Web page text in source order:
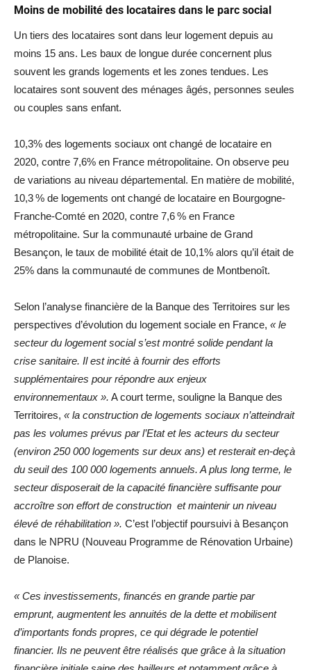
Moins de mobilité des locataires dans le parc social
Un tiers des locataires sont dans leur logement depuis au
moins 15 ans. Les baux de longue durée concernent plus
souvent les grands logements et les zones tendues. Les
locataires sont souvent des ménages âgés, personnes seules
ou couples sans enfant.
10,3% des logements sociaux ont changé de locataire en
2020, contre 7,6% en France métropolitaine. On observe peu
de variations au niveau départemental. En matière de mobilité,
10,3 % de logements ont changé de locataire en Bourgogne-
Franche-Comté en 2020, contre 7,6 % en France
métropolitaine. Sur la communauté urbaine de Grand
Besançon, le taux de mobilité était de 10,1% alors qu’il était de
25% dans la communauté de communes de Montbenoît.
Selon l’analyse financière de la Banque des Territoires sur les
perspectives d’évolution du logement sociale en France, « le
secteur du logement social s’est montré solide pendant la
crise sanitaire. Il est incité à fournir des efforts
supplémentaires pour répondre aux enjeux
environnementaux ». A court terme, souligne la Banque des
Territoires, « la construction de logements sociaux n’atteindrait
pas les volumes prévus par l’Etat et les acteurs du secteur
(environ 250 000 logements sur deux ans) et resterait en-deçà
du seuil des 100 000 logements annuels. A plus long terme, le
secteur disposerait de la capacité financière suffisante pour
accroître son effort de construction et maintenir un niveau
élevé de réhabilitation ». C’est l’objectif poursuivi à Besançon
dans le NPRU (Nouveau Programme de Rénovation Urbaine)
de Planoise.
« Ces investissements, financés en grande partie par
emprunt, augmentent les annuités de la dette et mobilisent
d’importants fonds propres, ce qui dégrade le potentiel
financier. Ils ne peuvent être réalisés que grâce à la situation